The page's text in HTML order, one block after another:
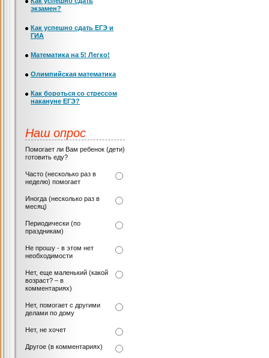
экзамен?
Как успешно сдать ЕГЭ и
ГИА
Математика на 5! Легко!
Олимпийская математика
Как бороться со стрессом
накануне ЕГЭ?
Наш опрос
Помогает ли Вам ребенок (дети)
готовить еду?
Часто (несколько раз в
неделю) помогает
Иногда (несколько раз в
месяц)
Периодически (по
праздникам)
Не прошу - в этом нет
необходимости
Нет, еще маленький (какой
возраст? – в
комментариях)
Нет, помогает с другими
делами по дому
Нет, не хочет
Другое (в комментариях)